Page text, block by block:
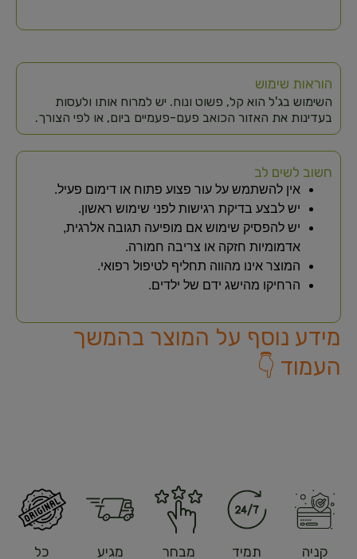
הוראות שימוש
השימוש בג'ל הוא קל, פשוט ונוח. יש למרוח אותו ולעסות
בעדינות את האזור הכואב פעם-פעמיים ביום, או לפי הצורך.
חשוב לשים לב
אין להשתמש על עור פצוע פתוח או דימום פעיל.
יש לבצע בדיקת רגישות לפני שימוש ראשון.
יש להפסיק שימוש אם מופיעה תגובה אלרגית,
אדמומיות חזקה או צריבה חמורה.
המוצר אינו מהווה תחליף לטיפול רפואי.
הרחיקו מהישג ידם של ילדים.
מידע נוסף על המוצר בהמשך
העמוד 👇
קניה
תמיד
מבחר
מגיע
כל